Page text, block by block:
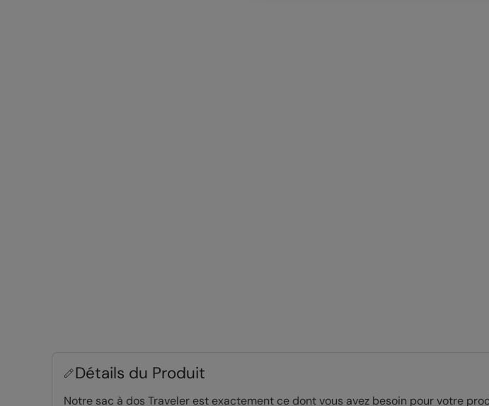
Détails du Produit
Notre sac à dos Traveler est exactement ce dont vous avez besoin pour votre